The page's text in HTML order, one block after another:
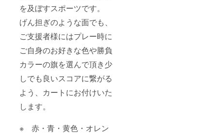
を及ぼすスポーツです。
げん担ぎのような面でも、
ご支援者様にはプレー時に
ご自身のお好きな色や勝負
カラーの旗を選んで頂き少
しでも良いスコアに繋がる
よう、カートにお付けいた
します。
※ 赤・青・黄色・オレン